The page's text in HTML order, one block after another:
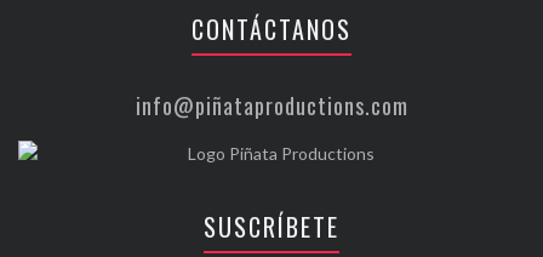
CONTÁCTANOS
info@piñataproductions.com
SUSCRÍBETE